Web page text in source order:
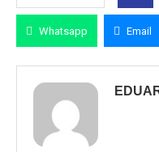
Whatsapp Email